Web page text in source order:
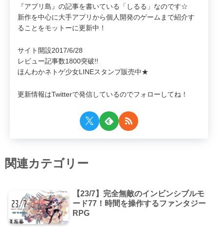
『アプリ島』の記事を書いている「しるる」なのです☆
新作を中心に大手アプリから個人開発のゲームまで紹介す
ることをモットーに更新中！
サイト開設2017/6/28
レビュー記事数1800突破!!
ほんわかネトゲ少女LINEスタンプ販売中★
更新情報はTwitterで発信しているのでフォローしてね！
関連カテゴリー
【23/7】完全無敵のインビンシブルモ
ード77！時間を操作するファンタジー
RPG